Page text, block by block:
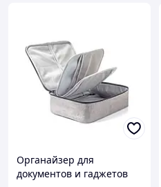
Органайзер для
документов и гаджетов